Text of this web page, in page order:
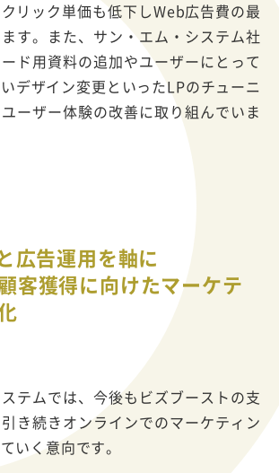
リック単価も低下しWeb広告費の最
す。また、サン・エム・システム社
ド用資料の追加やユーザーにとって
デザイン変更といったLPのチューニ
ーザー体験の改善に取り組んでいま
広告運用を軸に
客獲得に向けたマーケテ
テムでは、今後もビズブーストの支
き続きオンラインでのマーケティン
いく意向です。